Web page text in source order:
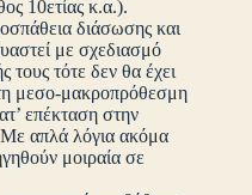
10ετίας κ.α.).
διάσωσης και
με σχεδιασμό
τους τότε δεν θα έχει
μεσο-μακροπρόθεσμη
επέκταση στην
Με απλά λόγια ακόμα
μοιραία σε